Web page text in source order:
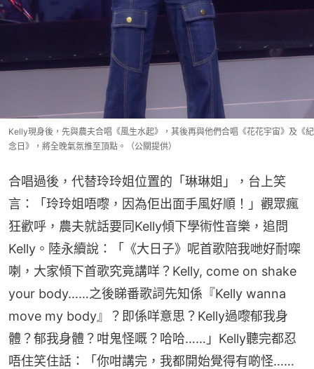
Kelly現身後，先與農夫合唱《風生水起》，其後再與他們合唱《花花宇宙》及《紀
念日》，將全晚氣氛推至頂點。（公關提供）
合唱過後，代替玲玲姐位置的「琳琳姐」，台上笑
言：「玲玲姐唔嚟，因為佢出面手風好順！」觀眾瘋
狂歡呼，農夫就話要同Kelly傾下學術性音樂，追問
Kelly。陸永續說：「《大日子》呢首歌陪我哋好耐㗎
喇，大家傾下首歌究竟講咩？Kelly, come on shake
your body……之後睇番歌詞先知係『Kelly wanna
move my body』？即係咩意思？Kelly過嚟郁我身
體？郁我身體？咁鬼怪嘅？哈哈……」Kelly聽完都忍
唔住笑住話：「你咁講完，我都開始覺得有啲怪……